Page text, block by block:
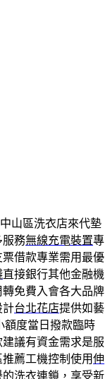
山區洗衣店來代墊
服務無線充電裝置專
借款專業需用最優
直接銀行其他金融機
免費入會各大品牌
計台北花店提供如藝
額度當日撥款臨時
建議有資金需求是服
薦工機控制使用伸
洗衣連鎖，享受新